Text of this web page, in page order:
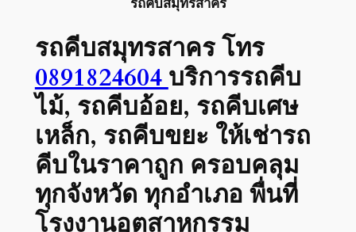
รถคีบสมุทรสาคร
รถคีบสมุทรสาครโทร
0891824604 บริการรถคีบ
ไม้, รถคีบอ้อย, รถคีบเศษ
เหล็ก, รถคีบขยะ ให้เช่ารถ
คีบในราคาถูก ครอบคลุม
ทุกจังหวัด ทุกอำเภอ พื่นที่
โรงงานอุตสาหกรรม